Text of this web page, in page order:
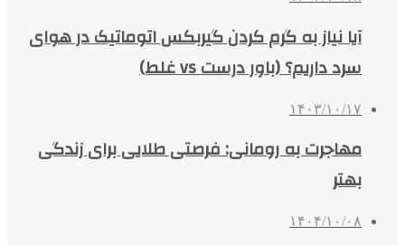
آیا نیاز به گرم کردن گیربکس اتوماتیک در هوای
سرد داریم؟ (باور درست vs غلط)
۱۴۰۳/۱۰/۱۷
مهاجرت به رومانی: فرصتی طلایی برای زندگی
بهتر
۱۴۰۴/۱۰/۰۸